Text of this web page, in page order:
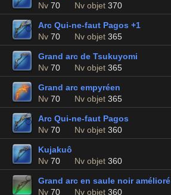
Nv 70 Nv objet 370
Arc Qui-ne-faut Pagos +1
Nv 70 Nv objet 365
Grand arc de Tsukuyomi
Nv 70 Nv objet 365
Grand arc empyréen
Nv 70 Nv objet 365
Arc Qui-ne-faut Pagos
Nv 70 Nv objet 360
Kujakuô
Nv 70 Nv objet 360
Grand arc en saule noir amélioré
Nv 70 Nv objet 360